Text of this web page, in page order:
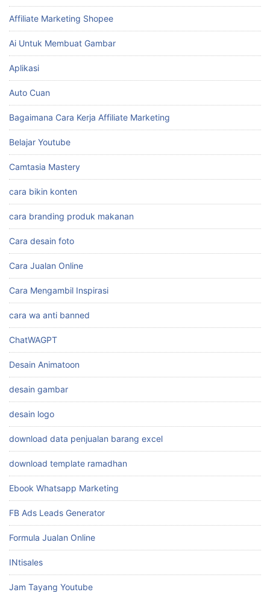
Affiliate Marketing Shopee
Ai Untuk Membuat Gambar
Aplikasi
Auto Cuan
Bagaimana Cara Kerja Affiliate Marketing
Belajar Youtube
Camtasia Mastery
cara bikin konten
cara branding produk makanan
Cara desain foto
Cara Jualan Online
Cara Mengambil Inspirasi
cara wa anti banned
ChatWAGPT
Desain Animatoon
desain gambar
desain logo
download data penjualan barang excel
download template ramadhan
Ebook Whatsapp Marketing
FB Ads Leads Generator
Formula Jualan Online
INtisales
Jam Tayang Youtube